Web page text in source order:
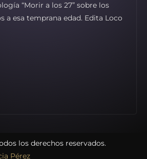
“Morir a los 27” sobre los
a esa temprana edad. Edita Loco
los derechos reservados.
Pérez